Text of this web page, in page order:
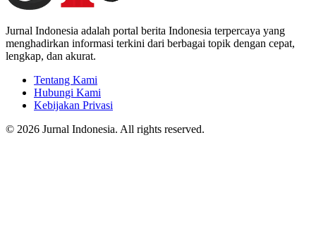
Jurnal Indonesia adalah portal berita Indonesia terpercaya yang
menghadirkan informasi terkini dari berbagai topik dengan cepat,
lengkap, dan akurat.
Tentang Kami
Hubungi Kami
Kebijakan Privasi
© 2026 Jurnal Indonesia. All rights reserved.